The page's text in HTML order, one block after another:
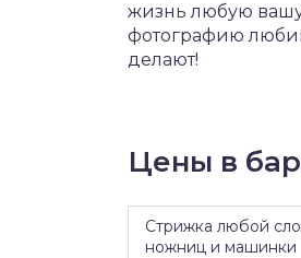
жизнь любую вашу
фотографию
делают!
Цены в
Стрижка любой
ножниц и машинки